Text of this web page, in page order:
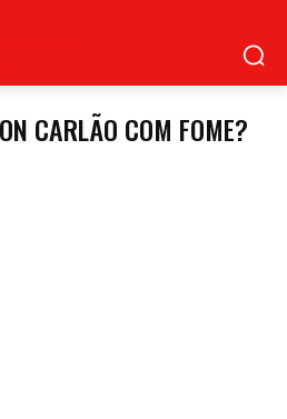
CARLÃO COM FOME?